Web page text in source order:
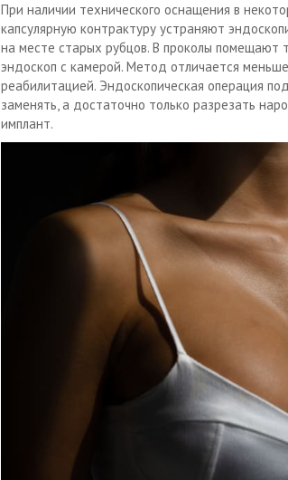
При наличии технического оснащения в
капсулярную контрактуру устраняют
на месте старых рубцов. В проколы помещают
эндоскоп с камерой. Метод отличается
реабилитацией. Эндоскопическая операция
заменять, а достаточно только разрезать
имплант.